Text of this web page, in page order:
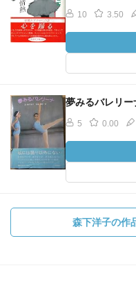
10 3.50
夢みるバレリ
5 0.00
森下洋子の作